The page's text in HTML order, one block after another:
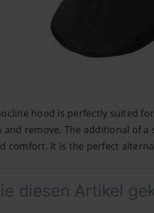
hood is perfectly suited
and remove. The additional of
comfort. It is the perfect
diesen Artikel